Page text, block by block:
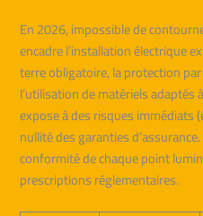
En 2026, impossible de
encadre l’installation électrique
terre obligatoire, la protection
l’utilisation de matériels adaptés
expose à des risques immédiats
nullité des garanties
conformité de chaque point
prescriptions réglementaires.